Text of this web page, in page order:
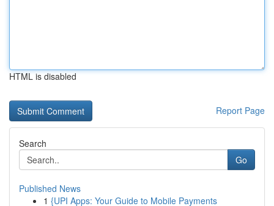
HTML is disabled
Report Page
Search
Go
Published News
1 {UPI Apps: Your Guide to Mobile Payments